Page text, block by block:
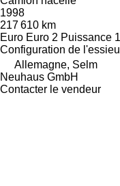
1998
217 610 km
Euro Euro 2 Puissance
Configuration de l'essieu
Allemagne, Selm
Neuhaus GmbH
Contacter le vendeur